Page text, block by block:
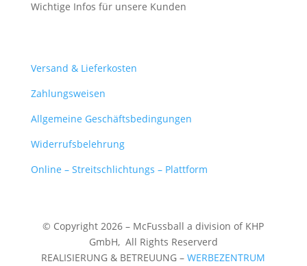
Wichtige Infos für unsere Kunden
Versand & Lieferkosten
Zahlungsweisen
Allgemeine Geschäftsbedingungen
Widerrufsbelehrung
Online – Streitschlichtungs – Plattform
© Copyright 2026 – McFussball a division of KHP
GmbH, All Rights Reserverd
REALISIERUNG & BETREUUNG –WERBEZENTRUM